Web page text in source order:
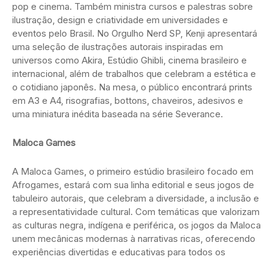
pop e cinema. Também ministra cursos e palestras sobre
ilustração, design e criatividade em universidades e
eventos pelo Brasil. No Orgulho Nerd SP, Kenji apresentará
uma seleção de ilustrações autorais inspiradas em
universos como Akira, Estúdio Ghibli, cinema brasileiro e
internacional, além de trabalhos que celebram a estética e
o cotidiano japonês. Na mesa, o público encontrará prints
em A3 e A4, risografias, bottons, chaveiros, adesivos e
uma miniatura inédita baseada na série Severance.
Maloca Games
A Maloca Games, o primeiro estúdio brasileiro focado em
Afrogames, estará com sua linha editorial e seus jogos de
tabuleiro autorais, que celebram a diversidade, a inclusão e
a representatividade cultural. Com temáticas que valorizam
as culturas negra, indígena e periférica, os jogos da Maloca
unem mecânicas modernas à narrativas ricas, oferecendo
experiências divertidas e educativas para todos os